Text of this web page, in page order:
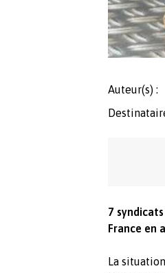
Auteur(s) :
7
France en
La